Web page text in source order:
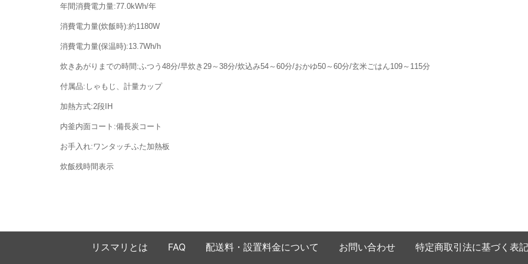
年間消費電力量:77.0kWh/年
消費電力量(炊飯時):約1180W
消費電力量(保温時):13.7Wh/h
炊きあがりまでの時間:ふつう48分/早炊き29～38分/炊込み54～60分/おかゆ50～60分/玄米ごはん109～115分
付属品:しゃもじ、計量カップ
加熱方式:2段IH
内釜内面コート:備長炭コート
お手入れ:ワンタッチふた加熱板
炊飯残時間表示
リスマリとは FAQ 配送料・設置料金について お問い合わせ 特定商取引法に基づく表記